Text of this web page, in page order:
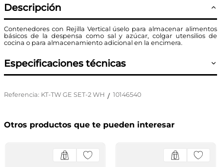
Descripción
Contenedores con Rejilla Vertical úselo para almacenar alimentos
básicos de la despensa como sal y azúcar, colgar utensilios de
cocina o para almacenamiento adicional en la encimera.
Especificaciones técnicas
Referencia: KT-TW GE SET-2 WH / 10146540
Otros productos que te pueden interesar